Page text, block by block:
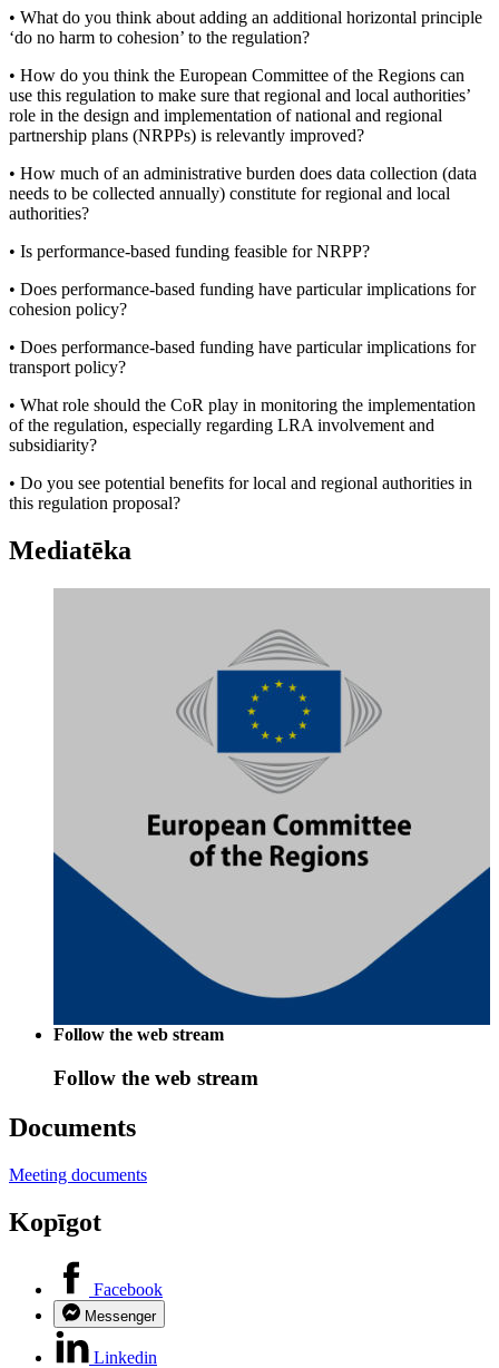
• What do you think about adding an additional horizontal principle
‘do no harm to cohesion’ to the regulation?
• How do you think the European Committee of the Regions can
use this regulation to make sure that regional and local authorities’
role in the design and implementation of national and regional
partnership plans (NRPPs) is relevantly improved?
• How much of an administrative burden does data collection (data
needs to be collected annually) constitute for regional and local
authorities?
• Is performance-based funding feasible for NRPP?
• Does performance-based funding have particular implications for
cohesion policy?
• Does performance-based funding have particular implications for
transport policy?
• What role should the CoR play in monitoring the implementation
of the regulation, especially regarding LRA involvement and
subsidiarity?
• Do you see potential benefits for local and regional authorities in
this regulation proposal?
Mediatēka
Follow the web stream
Follow the web stream
Documents
Meeting documents
Kopīgot
Facebook
Messenger
Linkedin